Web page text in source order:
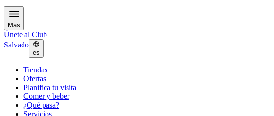
Más
Únete al Club
Salvado
es
Tiendas
Ofertas
Planifica tu visita
Comer y beber
¿Qué pasa?
Servicios